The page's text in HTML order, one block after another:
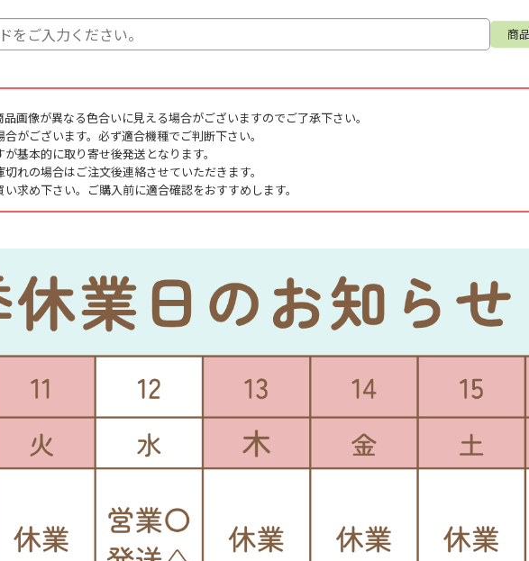
画像が異なる色合いに見える場合がございますのでご了承下さい。
がございます。必ず適合機種でご判断下さい。
基本的に取り寄せ後発送となります。
れの場合はご注文後連絡させていただきます。
求め下さい。ご購入前に適合確認をおすすめします。